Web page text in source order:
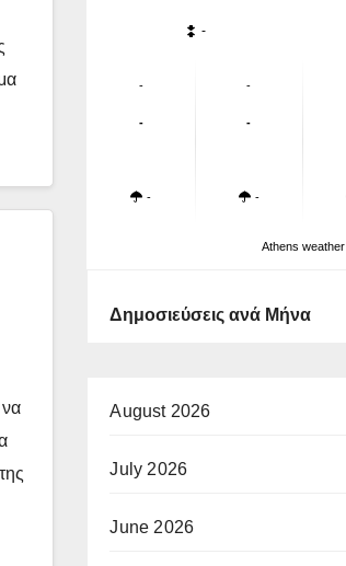
-
-
-
-
-
-
-
Athens weather
Δημοσιεύσεις ανά Μήνα
August 2026
July 2026
June 2026